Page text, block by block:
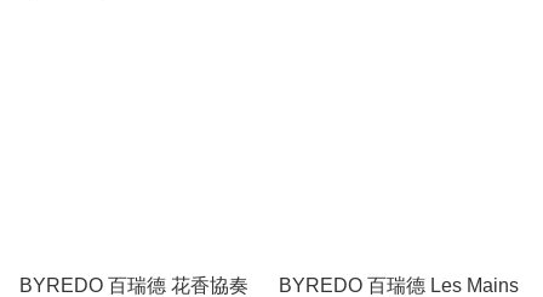
BYREDO 百瑞德 花香協奏
BYREDO 百瑞德 Les Mains